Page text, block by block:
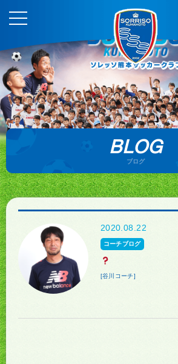
BLOG
ブログ
2020.08.22
コーチブログ
[谷川コーチ]